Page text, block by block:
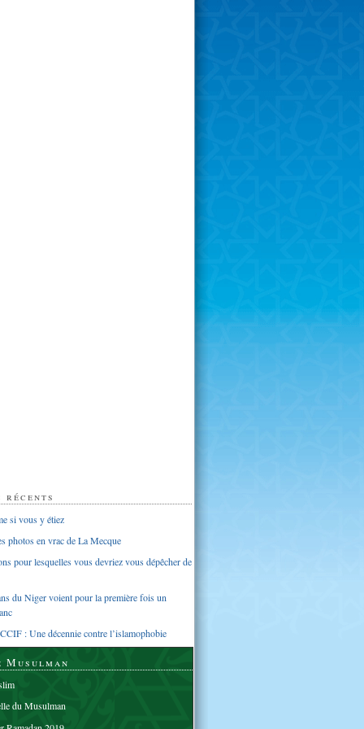
si vous y étiez
photos en vrac de La Mecque
pour lesquelles vous devriez vous dépêcher de
du Niger voient pour la première fois un
: Une décennie contre l’islamophobie
Musulman
du Musulman